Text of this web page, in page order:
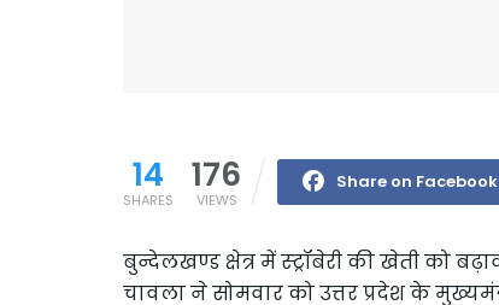
14
SHARES
176
VIEWS
Share on Facebook
बुन्देलखण्ड क्षेत्र में स्ट्रॉबेरी की खेती को
चावला ने सोमवार को उत्तर प्रदेश के